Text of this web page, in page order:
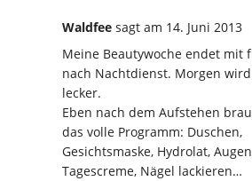
Waldfee sagt am 14. Juni 2013
Meine Beautywoche endet mit
nach Nachtdienst. Morgen
lecker.
Eben nach dem Aufstehen
das volle Programm: Duschen,
Gesichtsmaske, Hydrolat,
Tagescreme, Nägel lackieren…